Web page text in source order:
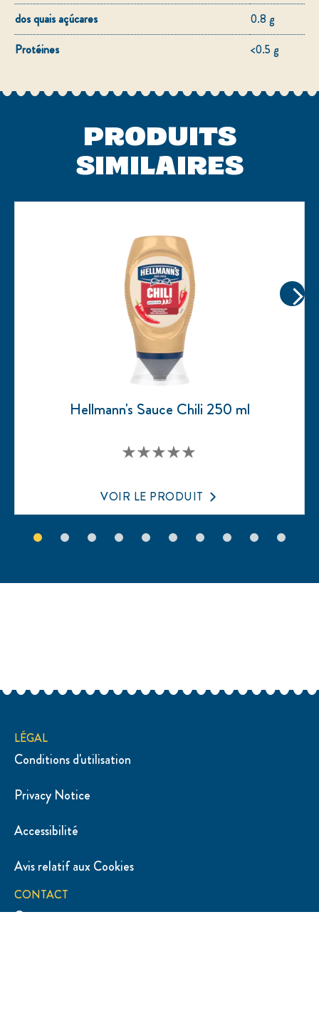
dos quais açúcares
0.8 g
Protéines
<0.5 g
PRODUITS
SIMILAIRES
Hellmann's Sauce Chili 250 ml
Aucune
pour
product
VOIR LE PRODUIT
Écrire un avis
Conditions d'utilisation